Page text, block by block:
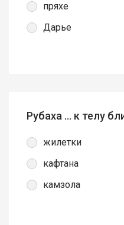
пряхе
Дарье
Рубаха … к телу
жилетки
кафтана
камзола